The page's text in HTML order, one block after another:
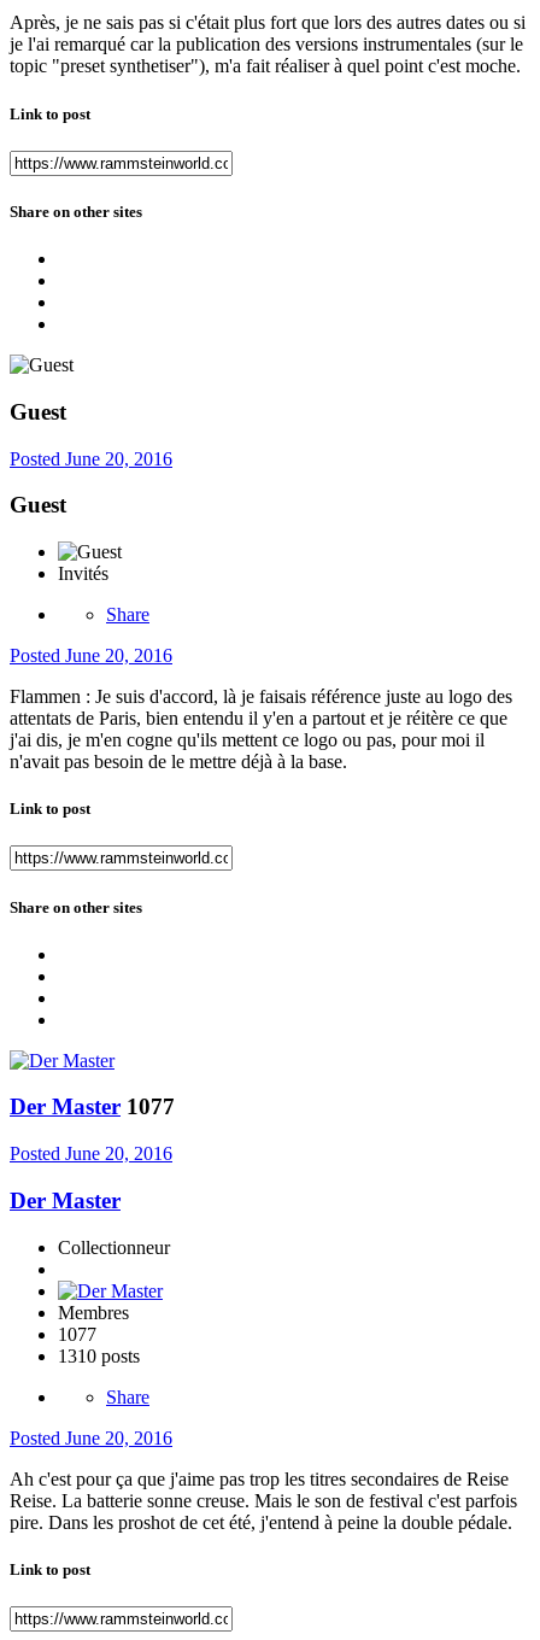
Après, je ne sais pas si c'était plus fort que lors des autres dates ou si
je l'ai remarqué car la publication des versions instrumentales (sur le
topic "preset synthetiser"), m'a fait réaliser à quel point c'est moche.
Link to post
Share on other sites
Guest
Posted June 20, 2016
Guest
Invités
Share
Posted June 20, 2016
Flammen : Je suis d'accord, là je faisais référence juste au logo des
attentats de Paris, bien entendu il y'en a partout et je réitère ce que
j'ai dis, je m'en cogne qu'ils mettent ce logo ou pas, pour moi il
n'avait pas besoin de le mettre déjà à la base.
Link to post
Share on other sites
Der Master 1077
Posted June 20, 2016
Der Master
Collectionneur
Membres
1077
1310 posts
Share
Posted June 20, 2016
Ah c'est pour ça que j'aime pas trop les titres secondaires de Reise
Reise. La batterie sonne creuse. Mais le son de festival c'est parfois
pire. Dans les proshot de cet été, j'entend à peine la double pédale.
Link to post